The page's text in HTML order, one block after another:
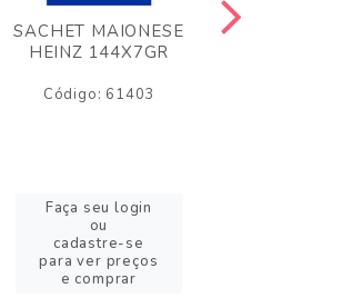
SACHET MAIONESE
HEINZ 144X7GR
Código: 61403
Faça seu login
ou
cadastre-se
para ver preços
e comprar